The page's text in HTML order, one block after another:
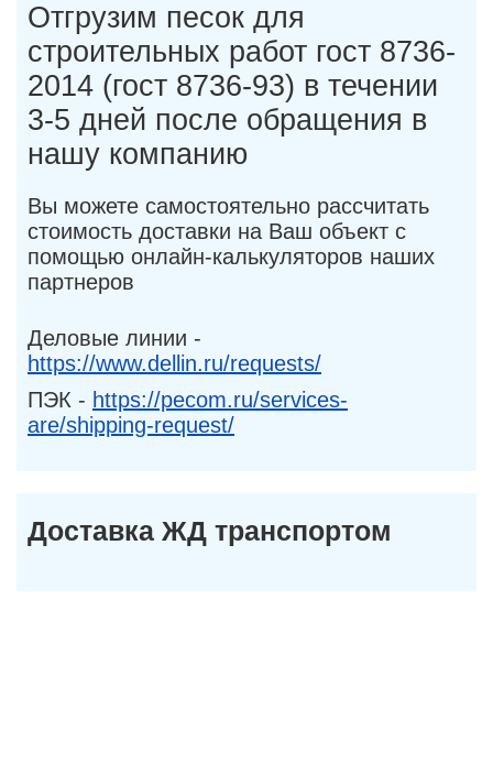
Отгрузим песок для
строительных работ гост 8736-
2014 (гост 8736-93) в течении
3-5 дней после обращения в
нашу компанию
Вы можете самостоятельно рассчитать
стоимость доставки на Ваш объект с
помощью онлайн-калькуляторов наших
партнеров
Деловые линии -
https://www.dellin.ru/requests/
ПЭК - https://pecom.ru/services-
are/shipping-request/
Доставка ЖД транспортом